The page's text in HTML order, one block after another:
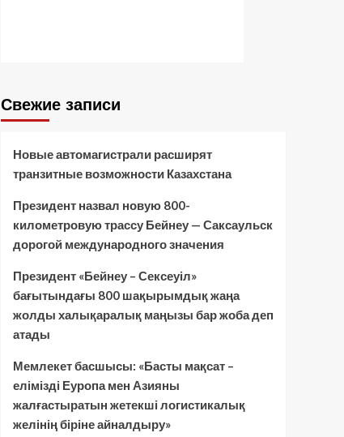
Свежие записи
Новые автомагистрали расширят
транзитные возможности Казахстана
Президент назвал новую 800-
километровую трассу Бейнеу — Саксаульск
дорогой международного значения
Президент «Бейнеу – Сексеуіл»
бағытындағы 800 шақырымдық жаңа
жолды халықаралық маңызы бар жоба деп
атады
Мемлекет басшысы: «Басты мақсат –
елімізді Еуропа мен Азияны
жалғастыратын жетекші логистикалық
желінің біріне айналдыру»